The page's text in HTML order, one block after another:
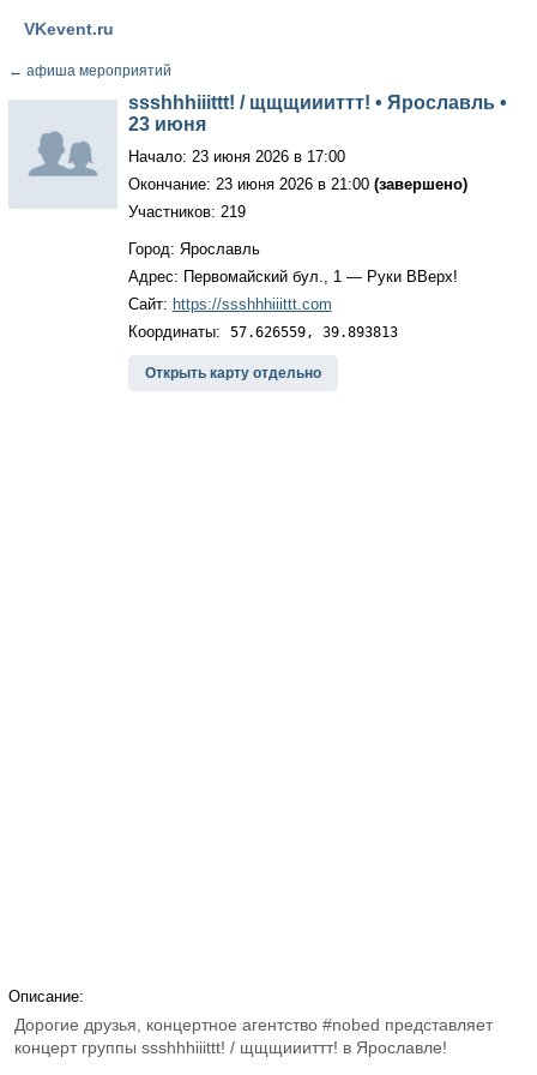
VKevent.ru
← афиша мероприятий
ssshhhiiittt! / щщщиииттт! • Ярославль •
23 июня
Начало: 23 июня 2026 в 17:00
Окончание: 23 июня 2026 в 21:00 (завершено)
Участников: 219
Город: Ярославль
Адрес: Первомайский бул., 1 — Руки ВВерх!
Сайт: https://ssshhhiiittt.com
Координаты: 57.626559, 39.893813
Открыть карту отдельно
Описание:
Дорогие друзья, концертное агентство #nobed представляет
концерт группы ssshhhiiittt! / щщщиииттт! в Ярославле!